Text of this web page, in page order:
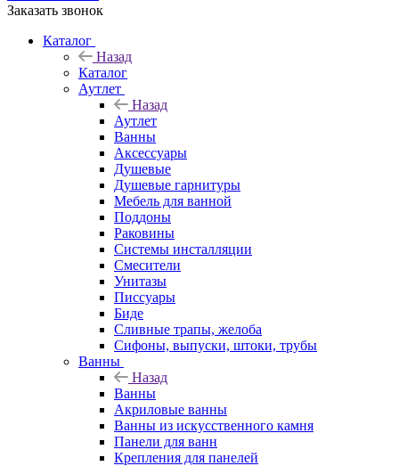
Заказать звонок
Каталог
Назад
Каталог
Аутлет
Назад
Аутлет
Ванны
Аксессуары
Душевые
Душевые гарнитуры
Мебель для ванной
Поддоны
Раковины
Системы инсталляции
Смесители
Унитазы
Писсуары
Биде
Сливные трапы, желоба
Сифоны, выпуски, штоки, трубы
Ванны
Назад
Ванны
Акриловые ванны
Ванны из искусственного камня
Панели для ванн
Крепления для панелей